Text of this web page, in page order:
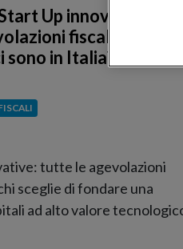
Up innovativa?
fiscali e
in Italia? Ecco le
tutte le agevolazioni
sceglie di fondare una
ad alto valore